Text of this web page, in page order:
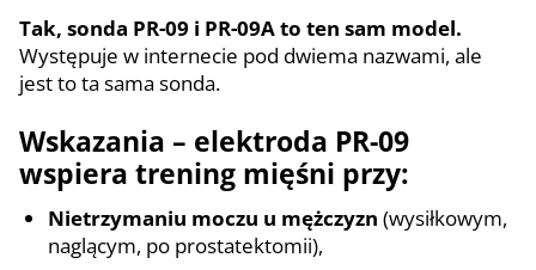
Tak, sonda PR-09 i PR-09A to ten sam model.
Występuje w internecie pod dwiema nazwami, ale
jest to ta sama sonda.
Wskazania – elektroda PR-09
wspiera trening mięśni przy:
Nietrzymaniu moczu u mężczyzn (wysiłkowym,
naglącym, po prostatektomii),